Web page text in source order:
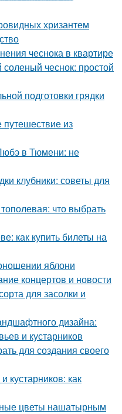
хризантем
чеснока в квартире
чеснок: простой
подготовки грядки
из
в Тюмени: не
клубники: советы для
что выбрать
как купить билеты на
яблони
концертов и новости
для засолки и
дизайна:
и кустарников
для создания своего
кустарников: как
цветы нашатырным